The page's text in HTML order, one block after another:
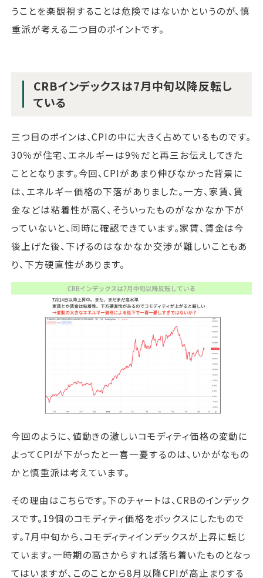
うことを楽観視することは危険ではないかというのが、慎
重派が考える二つ目のポイントです。
CRBインデックスは7月中旬以降反転し
ている
三つ目のポインは、CPIの中に大きく占めているものです。
30％が住宅、エネルギーは9％だと再三お伝えしてきた
こととなります。今回、CPIがあまり伸びなかった背景に
は、エネルギー価格の下落がありました。一方、家賃、賃
金などは粘着性が高く、そういったものがなかなか下が
っていないと、同時に確認できています。家賃、賃金は今
後上げた後、下げるのはなかなか交渉が難しいこともあ
り、下方硬直性があります。
今回のように、値動きの激しいコモディティ価格の変動に
よってCPIが下がったと一喜一憂するのは、いかがなもの
かと慎重派は考えています。
その理由はこちらです。下のチャートは、CRBのインデック
スです。19個のコモディティ価格をボックスにしたもので
す。7月中旬から、コモディティインデックスが上昇に転じ
ています。一時期の高さからすれば落ち着いたものとなっ
てはいますが、このことから8月以降CPIが高止まりする